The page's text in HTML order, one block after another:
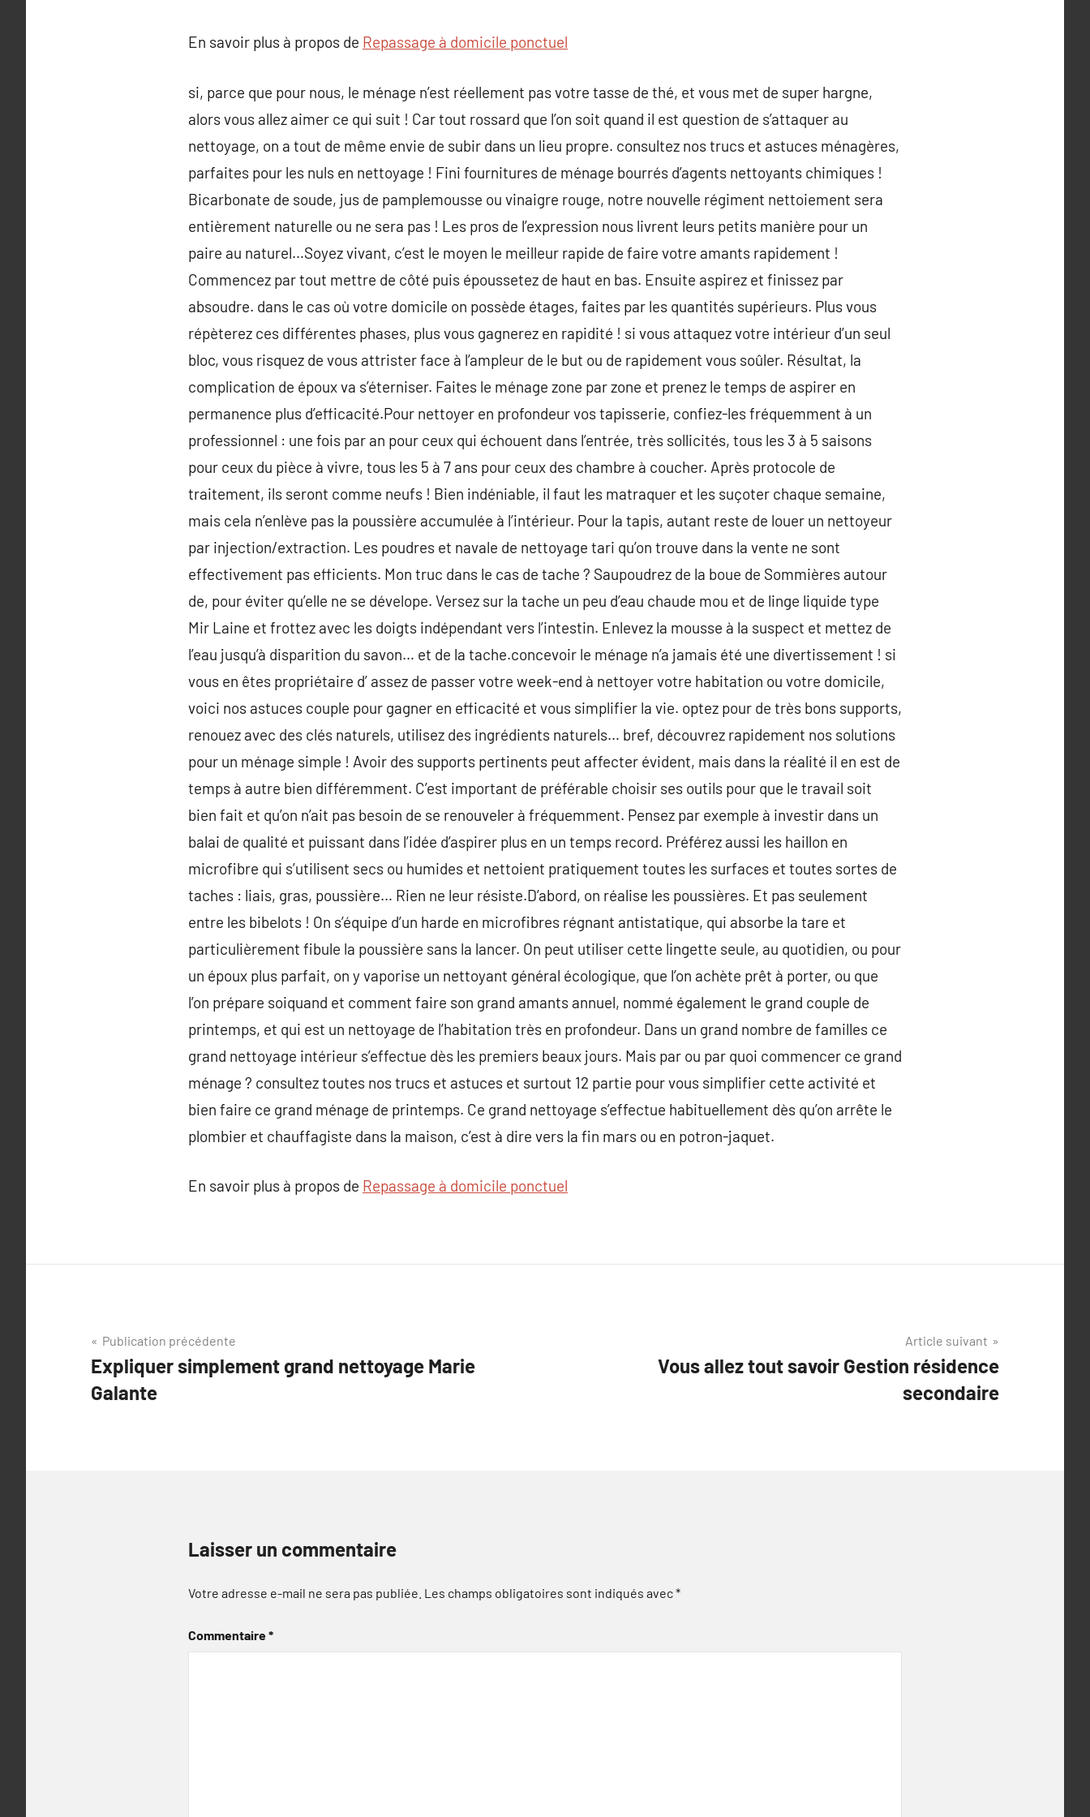
En savoir plus à propos de Repassage à domicile ponctuel
si, parce que pour nous, le ménage n’est réellement pas votre tasse de thé, et vous met de super hargne,
alors vous allez aimer ce qui suit ! Car tout rossard que l’on soit quand il est question de s’attaquer au
nettoyage, on a tout de même envie de subir dans un lieu propre. consultez nos trucs et astuces ménagères,
parfaites pour les nuls en nettoyage ! Fini fournitures de ménage bourrés d’agents nettoyants chimiques !
Bicarbonate de soude, jus de pamplemousse ou vinaigre rouge, notre nouvelle régiment nettoiement sera
entièrement naturelle ou ne sera pas ! Les pros de l’expression nous livrent leurs petits manière pour un
paire au naturel…Soyez vivant, c’est le moyen le meilleur rapide de faire votre amants rapidement !
Commencez par tout mettre de côté puis époussetez de haut en bas. Ensuite aspirez et finissez par
absoudre. dans le cas où votre domicile on possède étages, faites par les quantités supérieurs. Plus vous
répèterez ces différentes phases, plus vous gagnerez en rapidité ! si vous attaquez votre intérieur d’un seul
bloc, vous risquez de vous attrister face à l’ampleur de le but ou de rapidement vous soûler. Résultat, la
complication de époux va s’éterniser. Faites le ménage zone par zone et prenez le temps de aspirer en
permanence plus d’efficacité.Pour nettoyer en profondeur vos tapisserie, confiez-les fréquemment à un
professionnel : une fois par an pour ceux qui échouent dans l’entrée, très sollicités, tous les 3 à 5 saisons
pour ceux du pièce à vivre, tous les 5 à 7 ans pour ceux des chambre à coucher. Après protocole de
traitement, ils seront comme neufs ! Bien indéniable, il faut les matraquer et les suçoter chaque semaine,
mais cela n’enlève pas la poussière accumulée à l’intérieur. Pour la tapis, autant reste de louer un nettoyeur
par injection/extraction. Les poudres et navale de nettoyage tari qu’on trouve dans la vente ne sont
effectivement pas efficients. Mon truc dans le cas de tache ? Saupoudrez de la boue de Sommières autour
de, pour éviter qu’elle ne se dévelope. Versez sur la tache un peu d’eau chaude mou et de linge liquide type
Mir Laine et frottez avec les doigts indépendant vers l’intestin. Enlevez la mousse à la suspect et mettez de
l’eau jusqu’à disparition du savon… et de la tache.concevoir le ménage n’a jamais été une divertissement ! si
vous en êtes propriétaire d’ assez de passer votre week-end à nettoyer votre habitation ou votre domicile,
voici nos astuces couple pour gagner en efficacité et vous simplifier la vie. optez pour de très bons supports,
renouez avec des clés naturels, utilisez des ingrédients naturels… bref, découvrez rapidement nos solutions
pour un ménage simple ! Avoir des supports pertinents peut affecter évident, mais dans la réalité il en est de
temps à autre bien différemment. C’est important de préférable choisir ses outils pour que le travail soit
bien fait et qu’on n’ait pas besoin de se renouveler à fréquemment. Pensez par exemple à investir dans un
balai de qualité et puissant dans l’idée d’aspirer plus en un temps record. Préférez aussi les haillon en
microfibre qui s’utilisent secs ou humides et nettoient pratiquement toutes les surfaces et toutes sortes de
taches : liais, gras, poussière… Rien ne leur résiste.D’abord, on réalise les poussières. Et pas seulement
entre les bibelots ! On s’équipe d’un harde en microfibres régnant antistatique, qui absorbe la tare et
particulièrement fibule la poussière sans la lancer. On peut utiliser cette lingette seule, au quotidien, ou pour
un époux plus parfait, on y vaporise un nettoyant général écologique, que l’on achète prêt à porter, ou que
l’on prépare soiquand et comment faire son grand amants annuel, nommé également le grand couple de
printemps, et qui est un nettoyage de l’habitation très en profondeur. Dans un grand nombre de familles ce
grand nettoyage intérieur s’effectue dès les premiers beaux jours. Mais par ou par quoi commencer ce grand
ménage ? consultez toutes nos trucs et astuces et surtout 12 partie pour vous simplifier cette activité et
bien faire ce grand ménage de printemps. Ce grand nettoyage s’effectue habituellement dès qu’on arrête le
plombier et chauffagiste dans la maison, c’est à dire vers la fin mars ou en potron-jaquet.
En savoir plus à propos de Repassage à domicile ponctuel
Navigation
de
l’article
Publication précédente
Expliquer simplement grand nettoyage Marie
Galante
Article suivant
Vous allez tout savoir Gestion résidence
secondaire
Laisser un commentaire
Votre adresse e-mail ne sera pas publiée. Les champs obligatoires sont indiqués avec*
Commentaire*